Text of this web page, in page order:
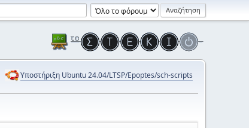
Υποστήριξη Ubuntu 24.04/LTSP/Epoptes/sch-scripts